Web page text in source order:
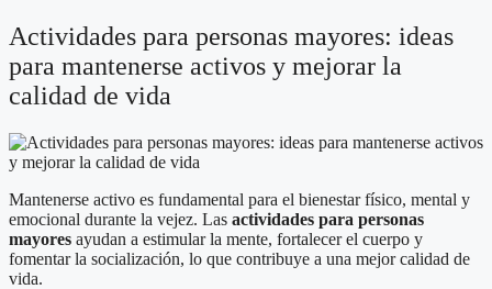
Actividades para personas mayores: ideas
para mantenerse activos y mejorar la
calidad de vida
Mantenerse activo es fundamental para el bienestar físico, mental y
emocional durante la vejez. Las actividades para personas
mayores ayudan a estimular la mente, fortalecer el cuerpo y
fomentar la socialización, lo que contribuye a una mejor calidad de
vida.